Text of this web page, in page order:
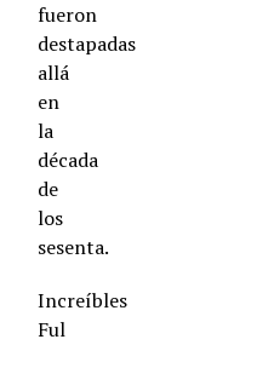
fueron
destapadas
allá
en
la
década
de
los
sesenta.
Increíbles
Ful